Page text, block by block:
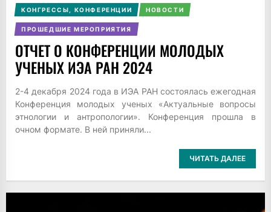
КОНГРЕССЫ, КОНФЕРЕНЦИИ НОВОСТИ
ПРОШЕДШИЕ МЕРОПРИЯТИЯ
ОТЧЕТ О КОНФЕРЕНЦИИ МОЛОДЫХ
УЧЕНЫХ ИЭА РАН 2024
2-4 декабря 2024 года в ИЭА РАН состоялась ежегодная
Конференция молодых ученых «Актуальные вопросы
этнологии и антропологии». Конференция прошла в
очном формате. В ней приняли...
ЧИТАТЬ ДАЛЕЕ